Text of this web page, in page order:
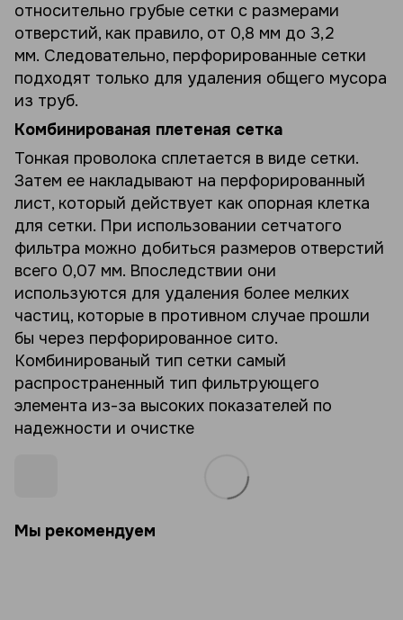
относительно грубые сетки с размерами
отверстий, как правило, от 0,8 мм до 3,2
мм. Следовательно, перфорированные сетки
подходят только для удаления общего мусора
из труб.
Комбинированая плетеная сетка
Тонкая проволока сплетается в виде сетки.
Затем ее накладывают на перфорированный
лист, который действует как опорная клетка
для сетки. При использовании сетчатого
фильтра можно добиться размеров отверстий
всего 0,07 мм. Впоследствии они
используются для удаления более мелких
частиц, которые в противном случае прошли
бы через перфорированное сито.
Комбинированый тип сетки самый
распространенный тип фильтрующего
элемента из-за высоких показателей по
надежности и очистке
Мы рекомендуем